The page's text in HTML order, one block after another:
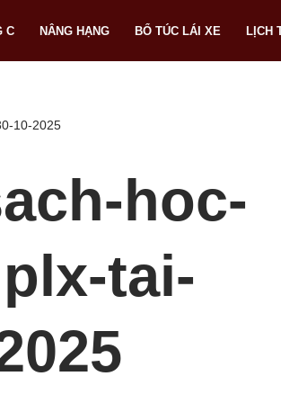
C NÂNG HẠNG BỔ TÚC LÁI XE LỊCH
10-2025
hoc-
tai-